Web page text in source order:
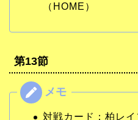
（HOME）
第13節
対戦カード：柏レ